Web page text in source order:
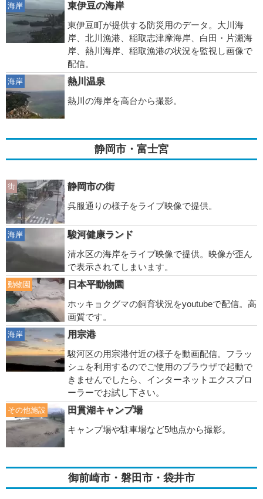
海岸
東伊豆の海岸
東伊豆町が提供する防災用のデータ。大川海
岸、北川漁港、稲取志津摩海岸、白田・片瀬海
岸、熱川海岸、稲取漁港の状況を監視し画像で
配信。
海岸
熱川温泉
熱川の海岸を高台から撮影。
静岡市・富士宮
街
静岡市の街
呉服通りの様子をライブ映像で提供。
海岸
駿河健康ランド
清水区の海岸をライブ映像で提供。映像が歪ん
で表示されてしまいます。
動物園
日本平動物園
ホッキョクグマの飼育状況をyoutubeで配信。高
画質です。
海岸
用宗港
駿河区の用宗港付近の様子を動画配信。フラッ
シュを利用するのでご使用のブラウザで起動で
きませんでしたら、インターネットエクスプロ
ーラーでお試し下さい。
その他施設
田貫湖キャンプ場
キャンプ場や駐車場など5地点から撮影。
御前崎市・磐田市・袋井市